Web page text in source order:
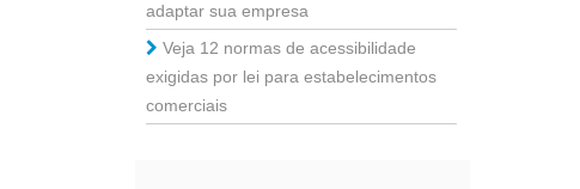
adaptar sua empresa
Veja 12 normas de acessibilidade
exigidas por lei para estabelecimentos
comerciais